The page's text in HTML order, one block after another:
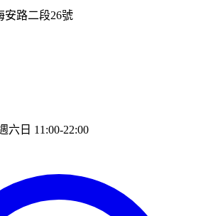
安路二段26號
六日 11:00-22:00